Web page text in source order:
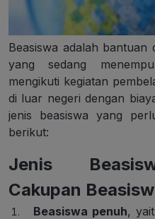
Beasiswa adalah bantuan
yang sedang
mengikuti kegiatan
di luar negeri dengan
jenis beasiswa yang
berikut:
Jenis
Cakupan
Beasiswa penuh,